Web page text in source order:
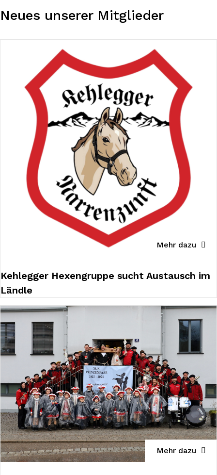
Neues unserer Mitglieder
Kehlegger Hexengruppe sucht Austausch im
Ländle
Mehr dazu
Mehr dazu